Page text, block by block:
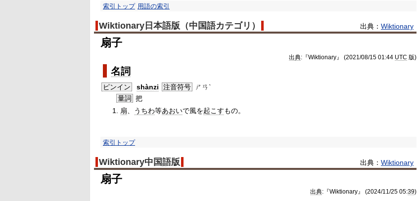
索引トップ 用語の索引
Wiktionary日本語版（中国語カテゴリ） 出典： Wiktionary
扇子
出典:『Wiktionary』 (2021/08/15 01:44 UTC 版)
名詞
ピンイン shànzi 注音符号
ㄕㄢˋ
量詞 把
扇、 うちわ等あおいで風を起こすもの。
索引トップ
Wiktionary中国語版 出典： Wiktionary
扇子
出典:『Wiktionary』 (2024/11/25 05:39)